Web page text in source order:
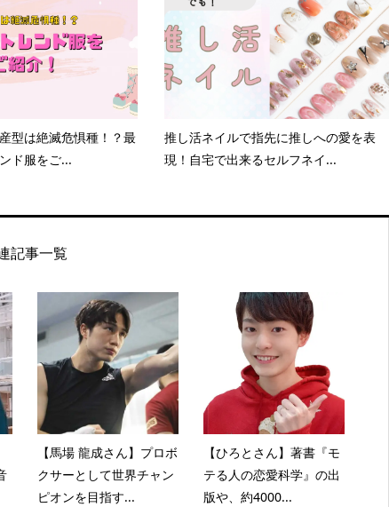
型は絶滅危惧種！？最
ド服をご...
推し活ネイルで指先に推しへの愛を表
現！自宅で出来るセルフネイ...
記事一覧
【馬場 龍成さん】プロボ
クサーとして世界チャン
ピオンを目指す...
【ひろとさん】著書『モ
テる人の恋愛科学』の出
版や、約4000...